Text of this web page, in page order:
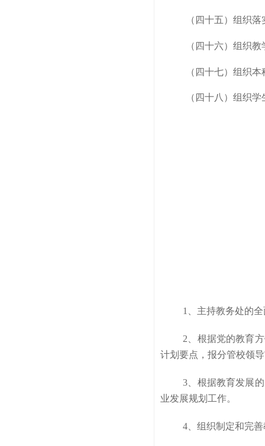
（四十五）组织
（四十六）组织
（四十七）组织
（四十八）组织
1、主持教务处的
2、根据党的教育
计划要点，报分管校领
3、根据教育发展
业发展规划工作。
4、组织制定和完